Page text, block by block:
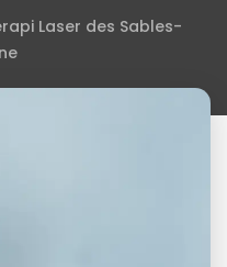
Laser des Sables-